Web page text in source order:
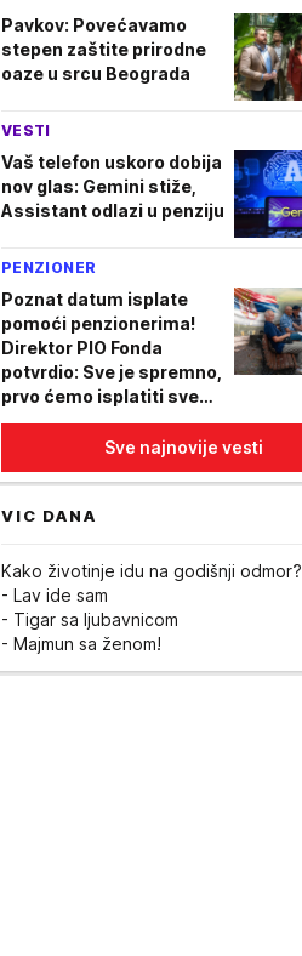
odmora u travi
Pavkov: Povećavamo
stepen zaštite prirodne
oaze u srcu Beograda
VESTI
Vaš telefon uskoro dobija
nov glas: Gemini stiže,
Assistant odlazi u penziju
PENZIONER
Poznat datum isplate
pomoći penzionerima!
Direktor PIO Fonda
potvrdio: Sve je spremno,
prvo ćemo isplatiti sve
penzije
Sve najnovije vesti
VIC DANA
Kako životinje idu na godišnji odmor?
- Lav ide sam
- Tigar sa ljubavnicom
- Majmun sa ženom!